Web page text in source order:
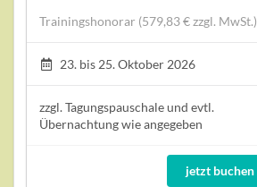
Trainingshonorar (579,83 € zzgl. MwSt.)
23. bis 25. Oktober 2026
zzgl. Tagungspauschale und evtl.
Übernachtung wie angegeben
jetzt buchen